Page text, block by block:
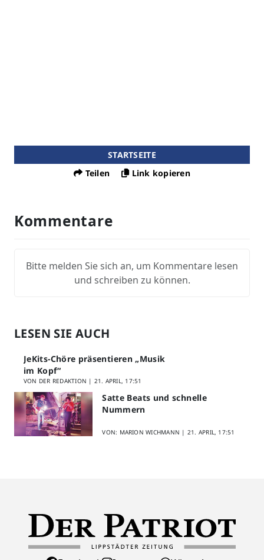
STARTSEITE
Teilen
Link kopieren
Kommentare
Bitte melden Sie sich an, um Kommentare lesen
und schreiben zu können.
LESEN SIE AUCH
JeKits-Chöre präsentieren „Musik
im Kopf“
VON DER REDAKTION | 21. APRIL, 17:51
Satte Beats und schnelle
Nummern
VON: MARION WICHMANN | 21. APRIL, 17:51